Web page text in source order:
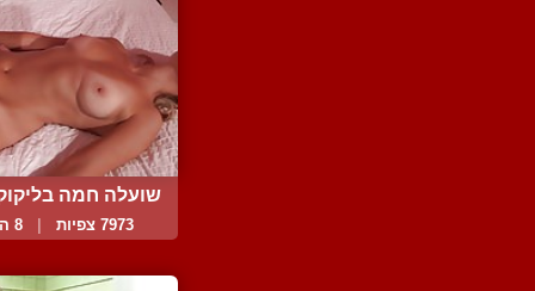
שועלה חמה
7973 צפיות 8 המלצות